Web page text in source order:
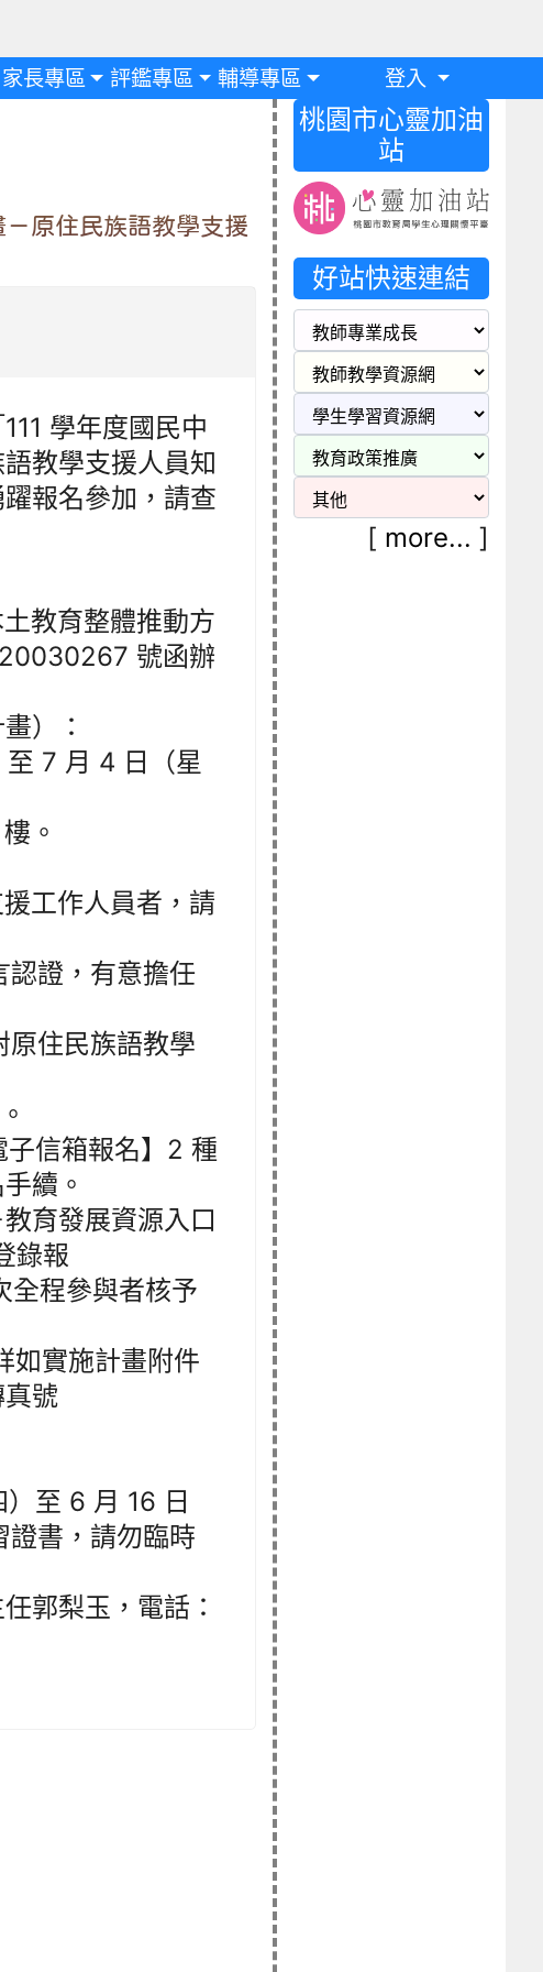
家長專區 評鑑專區 輔導專區 登入
原住民族語教學支援
學年度國民中
教學支援人員知
報名參加，請查
教育整體推動方
號函辦
）：
7 月 4 日（星
。
工作人員者，請
認證，有意擔任
原住民族語教學
信箱報名】2 種
續。
育發展資源入口
錄報
全程參與者核予
如實施計畫附件
號
至 6 月 16 日
證書，請勿臨時
郭梨玉，電話：
桃園市心靈加油
站
好站快速連結
[ more... ]